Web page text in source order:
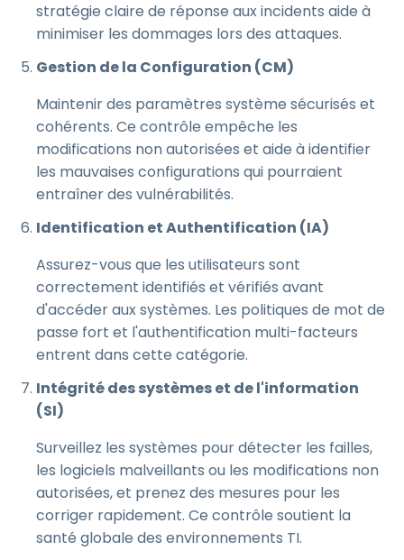
stratégie claire de réponse aux incidents aide à
minimiser les dommages lors des attaques.
Gestion de la Configuration (CM)
Maintenir des paramètres système sécurisés et
cohérents. Ce contrôle empêche les
modifications non autorisées et aide à identifier
les mauvaises configurations qui pourraient
entraîner des vulnérabilités.
Identification et Authentification (IA)
Assurez-vous que les utilisateurs sont
correctement identifiés et vérifiés avant
d'accéder aux systèmes. Les politiques de mot de
passe fort et l'authentification multi-facteurs
entrent dans cette catégorie.
Intégrité des systèmes et de l'information
(SI)
Surveillez les systèmes pour détecter les failles,
les logiciels malveillants ou les modifications non
autorisées, et prenez des mesures pour les
corriger rapidement. Ce contrôle soutient la
santé globale des environnements TI.